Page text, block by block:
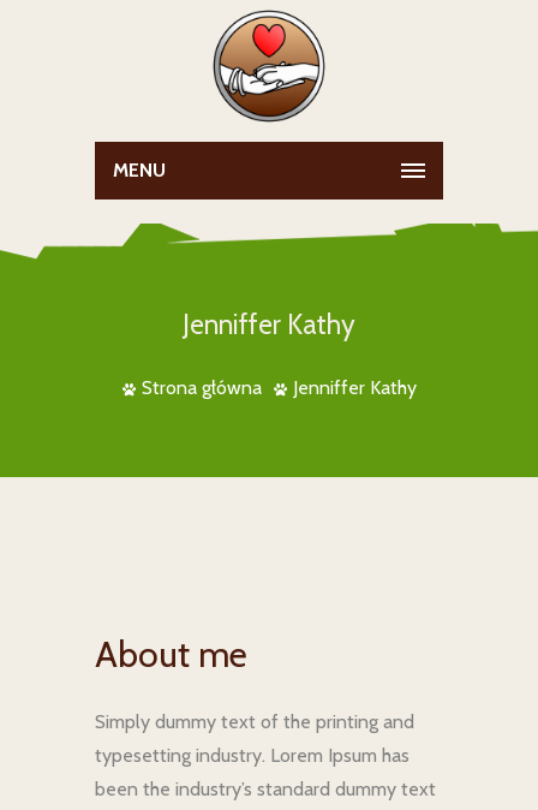
MENU
Jenniffer Kathy
Strona główna Jenniffer Kathy
About me
Simply dummy text of the printing and
typesetting industry. Lorem Ipsum has
been the industry’s standard dummy text